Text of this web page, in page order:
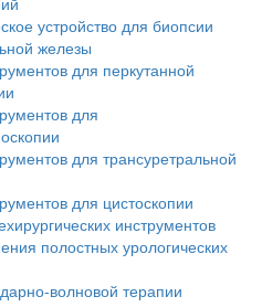
устройство для биопсии
железы
для перкутанной
для
для трансуретральной
для цистоскопии
инструментов
полостных урологических
волновой терапии